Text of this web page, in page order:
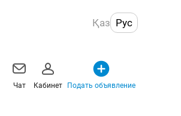
Қаз Рус
Чат Кабинет Подать объявление